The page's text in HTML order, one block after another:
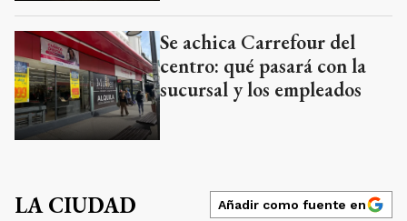
Se achica Carrefour del
centro: qué pasará con la
sucursal y los empleados
LA CIUDAD Añadir como fuente en